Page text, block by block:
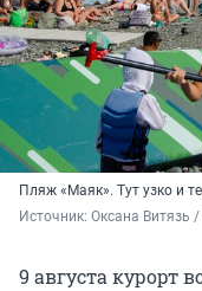
Пляж «Маяк». Тут узко и
Источник: Оксана Витязь /
9 августа курорт